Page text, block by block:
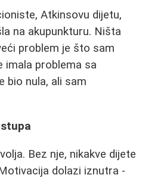
Atkinsovu dijetu,
na akupunkturu. Ništa
problem je što sam
imala problema sa
bio nula, ali sam
Bez nje, nikakve dijete
dolazi iznutra -